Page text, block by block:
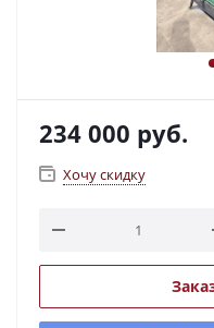
234 000 руб.
Хочу скидку